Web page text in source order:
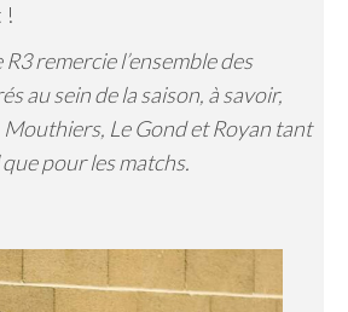
!
R3 remercie l’ensemble des
au sein de la saison, à savoir,
Le Gond et Royan tant
pour les matchs.